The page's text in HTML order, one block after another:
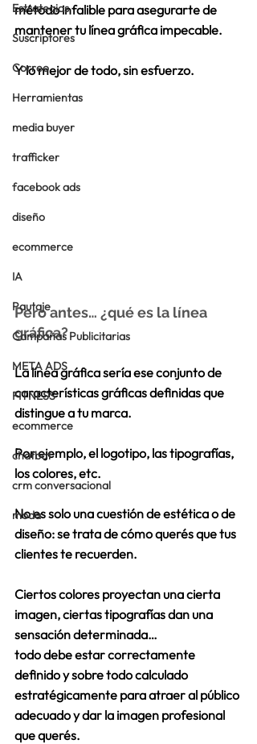
Estrategias
Suscriptores
Correo
Herramientas
media buyer
trafficker
facebook ads
diseño
ecommerce
IA
Pautaje
Campañas Publicitarias
META ADS
FITNESS
ecommerce
chatbot
crm conversacional
moda
método infalible para asegurarte de
mantener tu línea gráfica impecable.
Y lo mejor de todo, sin esfuerzo.
Pero antes… ¿qué es la línea
gráfica?
La línea gráfica sería ese conjunto de
características gráficas definidas que
distingue a tu marca.
Por ejemplo, el logotipo, las tipografías,
los colores, etc.
No es solo una cuestión de estética o de
diseño: se trata de cómo querés que tus
clientes te recuerden.
Ciertos colores proyectan una cierta
imagen, ciertas tipografías dan una
sensación determinada…
todo debe estar correctamente
definido y sobre todo calculado
estratégicamente para atraer al público
adecuado y dar la imagen profesional
que querés.